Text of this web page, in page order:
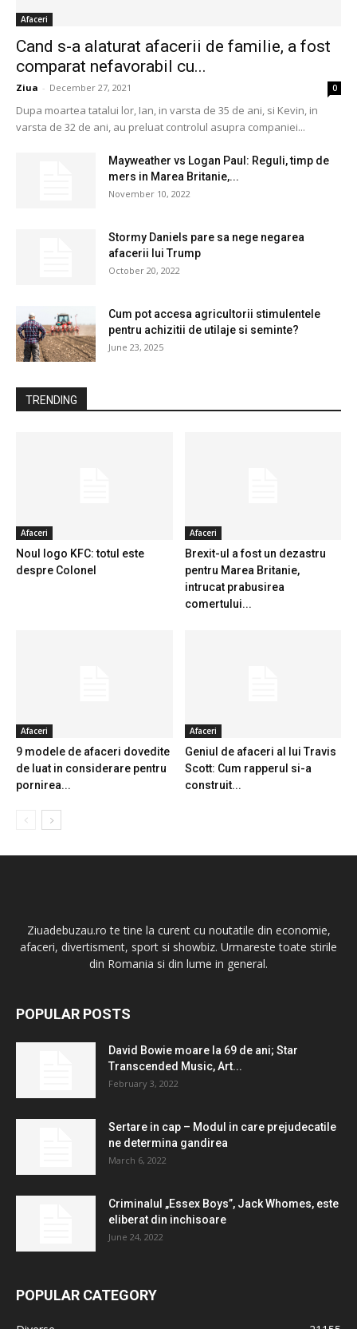
Afaceri
Cand s-a alaturat afacerii de familie, a fost
comparat nefavorabil cu...
Ziua - December 27, 2021 0
Dupa moartea tatalui lor, Ian, in varsta de 35 de ani, si Kevin, in
varsta de 32 de ani, au preluat controlul asupra companiei...
Mayweather vs Logan Paul: Reguli, timp de
mers in Marea Britanie,...
November 10, 2022
Stormy Daniels pare sa nege negarea
afacerii lui Trump
October 20, 2022
Cum pot accesa agricultorii stimulentele
pentru achizitii de utilaje si seminte?
June 23, 2025
TRENDING
Afaceri
Noul logo KFC: totul este
despre Colonel
Afaceri
Brexit-ul a fost un dezastru
pentru Marea Britanie,
intrucat prabusirea
comertului...
Afaceri
9 modele de afaceri dovedite
de luat in considerare pentru
pornirea...
Afaceri
Geniul de afaceri al lui Travis
Scott: Cum rapperul si-a
construit...
Ziuadebuzau.ro te tine la curent cu noutatile din economie,
afaceri, divertisment, sport si showbiz. Urmareste toate stirile
din Romania si din lume in general.
POPULAR POSTS
David Bowie moare la 69 de ani; Star
Transcended Music, Art...
February 3, 2022
Sertare in cap – Modul in care prejudecatile
ne determina gandirea
March 6, 2022
Criminalul „Essex Boys”, Jack Whomes, este
eliberat din inchisoare
June 24, 2022
POPULAR CATEGORY